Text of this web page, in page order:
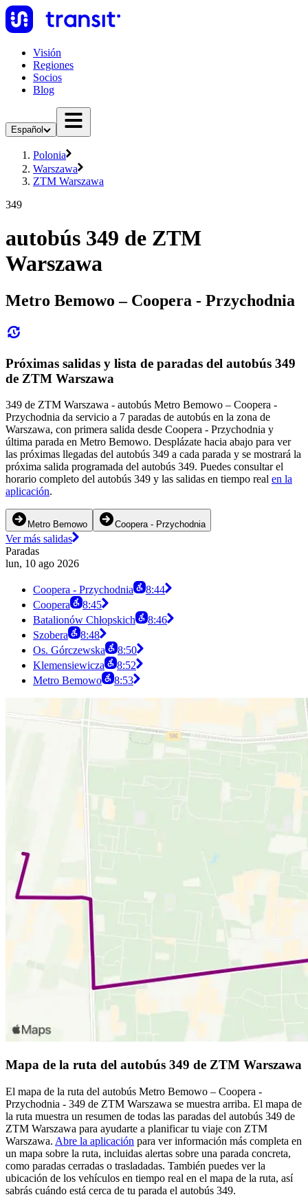
Visión
Regiones
Socios
Blog
Español
Polonia
Warszawa
ZTM Warszawa
349
autobús 349 de ZTM
Warszawa
Metro Bemowo – Coopera - Przychodnia
Próximas salidas y lista de paradas del autobús 349
de ZTM Warszawa
349 de ZTM Warszawa - autobús Metro Bemowo – Coopera -
Przychodnia da servicio a 7 paradas de autobús en la zona de
Warszawa, con primera salida desde Coopera - Przychodnia y
última parada en Metro Bemowo. Desplázate hacia abajo para ver
las próximas llegadas del autobús 349 a cada parada y se mostrará la
próxima salida programada del autobús 349. Puedes consultar el
horario completo del autobús 349 y las salidas en tiempo real en la
aplicación.
Metro Bemowo Coopera - Przychodnia
Ver más salidas
Paradas
lun, 10 ago 2026
Coopera - Przychodnia
8:44
Coopera
8:45
Batalionów Chłopskich
8:46
Szobera
8:48
Os. Górczewska
8:50
Klemensiewicza
8:52
Metro Bemowo
8:53
Mapa de la ruta del autobús 349 de ZTM Warszawa
El mapa de la ruta del autobús Metro Bemowo – Coopera -
Przychodnia - 349 de ZTM Warszawa se muestra arriba. El mapa de
la ruta muestra un resumen de todas las paradas del autobús 349 de
ZTM Warszawa para ayudarte a planificar tu viaje con ZTM
Warszawa. Abre la aplicación para ver información más completa en
un mapa sobre la ruta, incluidas alertas sobre una parada concreta,
como paradas cerradas o trasladadas. También puedes ver la
ubicación de los vehículos en tiempo real en el mapa de la ruta, así
sabrás cuándo está cerca de tu parada el autobús 349.